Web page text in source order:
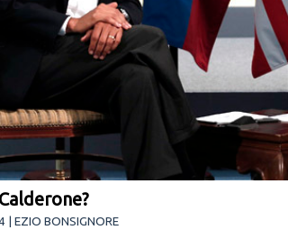
EZIO BONSIGNORE